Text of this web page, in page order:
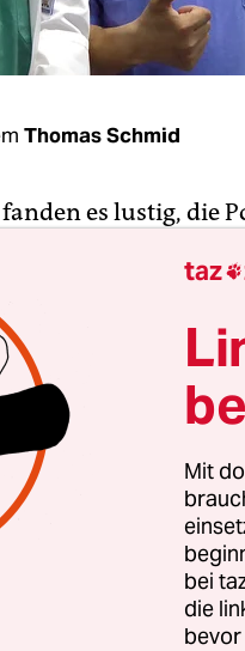
Thomas Schmid
es lustig, die
dem Hügel
Hospital,
stieg er vom
Büro in der
selbst besorgt.
leitet die
weißen Arztkittel
„Den Esel habe ich
lang ritt ich jeden
taz 
Mit
bei
die
bevor